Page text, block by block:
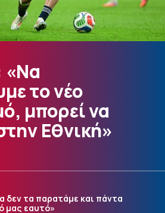
«Να
το νέο
μπορεί να
Εθνική»
τα παρατάμε και πάντα
μας εαυτό»